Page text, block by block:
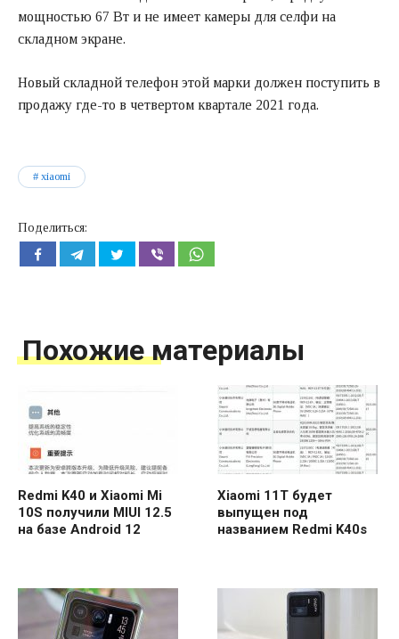
мощностью 67 Вт и не имеет камеры для селфи на
складном экране.
Новый складной телефон этой марки должен поступить в
продажу где-то в четвертом квартале 2021 года.
xiaomi
Поделиться:
Похожие материалы
Redmi K40 и Xiaomi Mi
10S получили MIUI 12.5
на базе Android 12
Xiaomi 11T будет
выпущен под
названием Redmi K40s